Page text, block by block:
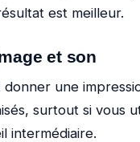
est meilleur.
et son
une
surtout si vous
intermédiaire.